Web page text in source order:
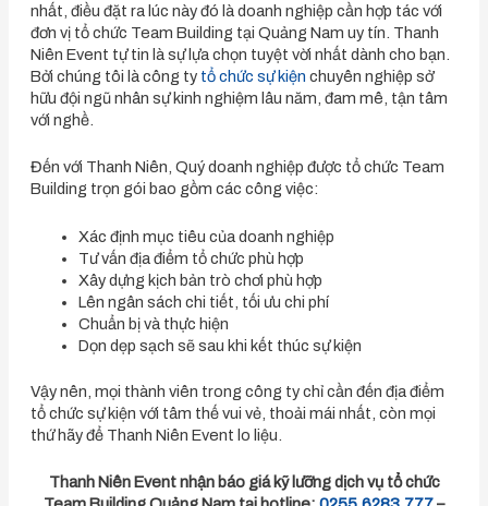
nhất, điều đặt ra lúc này đó là doanh nghiệp cần hợp tác với
đơn vị tổ chức Team Building tại Quảng Nam uy tín. Thanh
Niên Event tự tin là sự lựa chọn tuyệt vời nhất dành cho bạn.
Bởi chúng tôi là công ty tổ chức sự kiện chuyên nghiệp sở
hữu đội ngũ nhân sự kinh nghiệm lâu năm, đam mê, tận tâm
với nghề.
Đến với Thanh Niên, Quý doanh nghiệp được tổ chức Team
Building trọn gói bao gồm các công việc:
Xác định mục tiêu của doanh nghiệp
Tư vấn địa điểm tổ chức phù hợp
Xây dựng kịch bản trò chơi phù hợp
Lên ngân sách chi tiết, tối ưu chi phí
Chuẩn bị và thực hiện
Dọn dẹp sạch sẽ sau khi kết thúc sự kiện
Vậy nên, mọi thành viên trong công ty chỉ cần đến địa điểm
tổ chức sự kiện với tâm thế vui vẻ, thoải mái nhất, còn mọi
thứ hãy để Thanh Niên Event lo liệu.
Thanh Niên Event nhận báo giá kỹ lưỡng dịch vụ tổ chức